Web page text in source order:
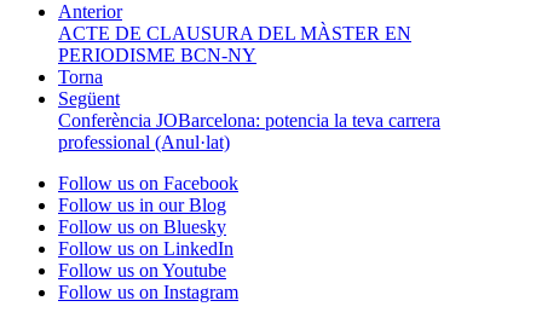
Anterior
ACTE DE CLAUSURA DEL MÀSTER EN
PERIODISME BCN-NY
Torna
Següent
Conferència JOBarcelona: potencia la teva carrera
professional (Anul·lat)
Follow us on Facebook
Follow us in our Blog
Follow us on Bluesky
Follow us on LinkedIn
Follow us on Youtube
Follow us on Instagram